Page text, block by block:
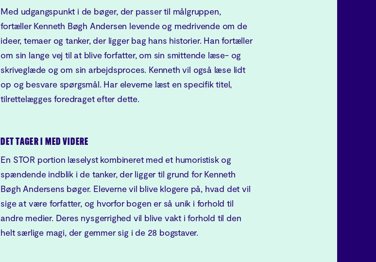
Med udgangspunkt i de bøger, der passer til målgruppen,
fortæller Kenneth Bøgh Andersen levende og medrivende om de
ideer, temaer og tanker, der ligger bag hans historier. Han fortæller
om sin lange vej til at blive forfatter, om sin smittende læse- og
skriveglæde og om sin arbejdsproces. Kenneth vil også læse lidt
op og besvare spørgsmål. Har eleverne læst en specifik titel,
tilrettelægges foredraget efter dette.
DET TAGER I MED VIDERE
En STOR portion læselyst kombineret med et humoristisk og
spændende indblik i de tanker, der ligger til grund for Kenneth
Bøgh Andersens bøger. Eleverne vil blive klogere på, hvad det vil
sige at være forfatter, og hvorfor bogen er så unik i forhold til
andre medier. Deres nysgerrighed vil blive vakt i forhold til den
helt særlige magi, der gemmer sig i de 28 bogstaver.